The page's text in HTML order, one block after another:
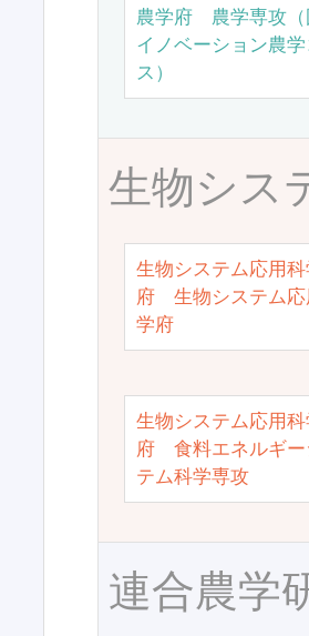
農学府 農学専攻（
イノベーション農
ス）
生物シス
生物システム応用科
府 生物システム応
学府
生物システム応用科
府 食料エネルギー
テム科学専攻
連合農学